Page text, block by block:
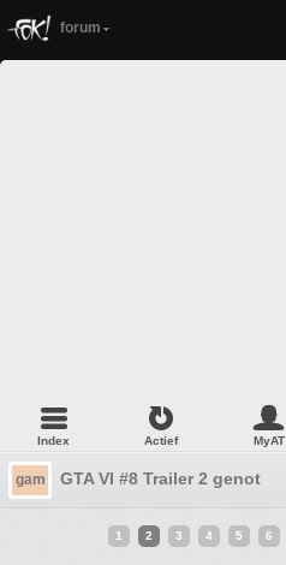
forum
Index Actief MyAT
gam GTA VI #8 Trailer 2 genot
1 2 3 4 5 6